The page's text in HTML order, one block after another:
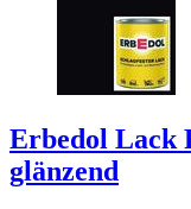
Erbedol Lack
glänzend